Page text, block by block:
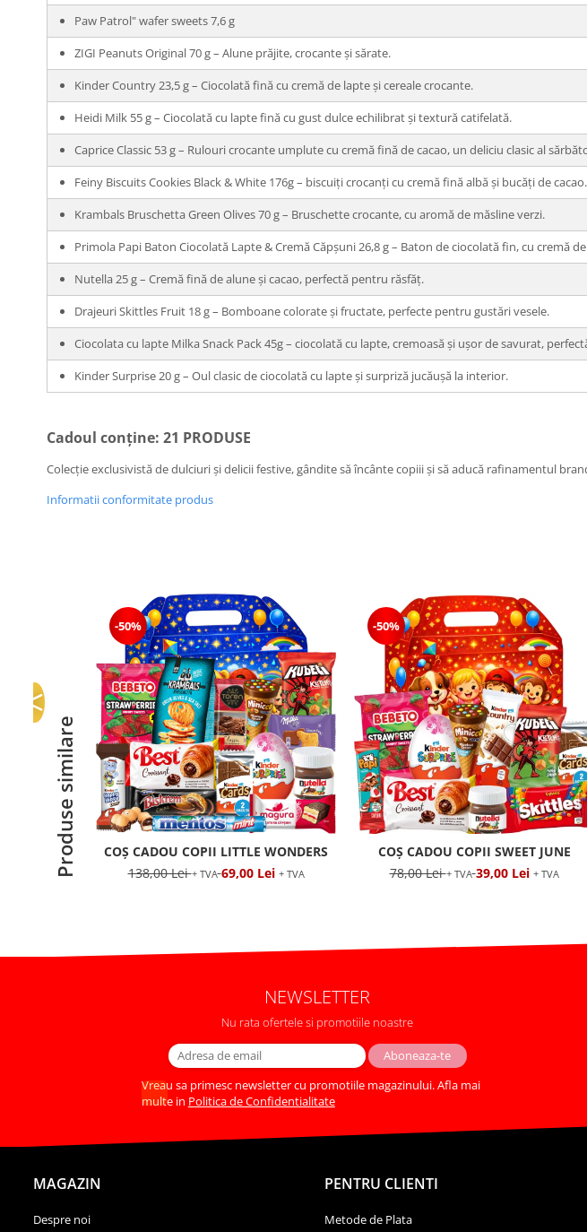
Paw Patrol" wafer sweets 7,6 g
ZIGI Peanuts Original 70 g – Alune prăjite, crocante și sărate.
Kinder Country 23,5 g – Ciocolată fină cu cremă de lapte și cereale crocante.
Heidi Milk 55 g – Ciocolată cu lapte fină cu gust dulce echilibrat și textură catifelată.
Caprice Classic 53 g – Rulouri crocante umplute cu cremă fină de cacao, un deliciu clasic al
Feiny Biscuits Cookies Black & White 176g – biscuiți crocanți cu cremă fină albă și bucăți de cacao.
Krambals Bruschetta Green Olives 70 g – Bruschette crocante, cu aromă de măsline verzi.
Primola Papi Baton Ciocolată Lapte & Cremă Căpșuni 26,8 g – Baton de ciocolată fin, cu cremă
Nutella 25 g – Cremă fină de alune și cacao, perfectă pentru răsfăț.
Drajeuri Skittles Fruit 18 g – Bomboane colorate și fructate, perfecte pentru gustări vesele.
Ciocolata cu lapte Milka Snack Pack 45g – ciocolată cu lapte, cremoasă și ușor de savurat,
Kinder Surprise 20 g – Oul clasic de ciocolată cu lapte și surpriză jucăușă la interior.
Cadoul conține: 21 PRODUSE
Colecție exclusivistă de dulciuri și delicii festive, gândite să încânte copiii și să aducă rafinamentul
Informatii conformitate produs
Produse similare
-50%
COȘ CADOU COPII LITTLE WONDERS
138,00 Lei+ TVA 69,00 Lei + TVA
-50%
COȘ CADOU COPII SWEET JUNE
78,00 Lei+ TVA 39,00 Lei + TVA
NEWSLETTER
Nu rata ofertele si promotiile noastre
Vreau sa primesc newsletter cu promotiile magazinului. Afla mai
multe in Politica de Confidentialitate
MAGAZIN
Despre noi
PENTRU CLIENTI
Metode de Plata